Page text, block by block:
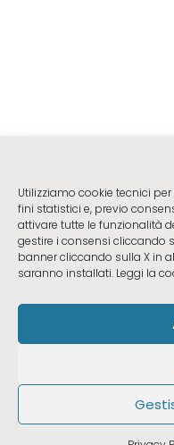
Utilizziamo cookie tecnici
fini statistici e, previo
attivare tutte le funzionalità
gestire i consensi cliccando
banner cliccando sulla X in
saranno installati. Leggi la